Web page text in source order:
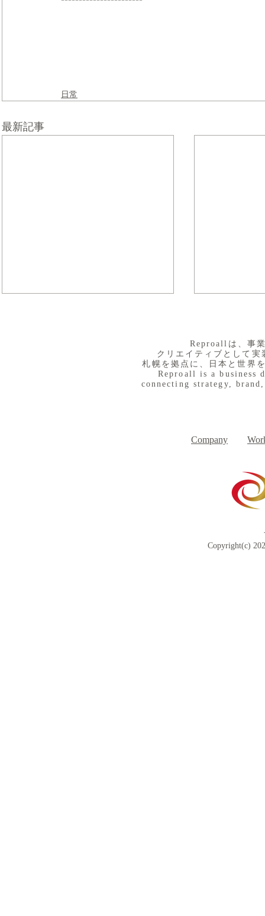
日常
最新記事
​Reproallは、事
クリエイティブとして
札幌を拠点に、日本と世界
Reproall is a business
connecting strategy,
Company
Copyright(c)